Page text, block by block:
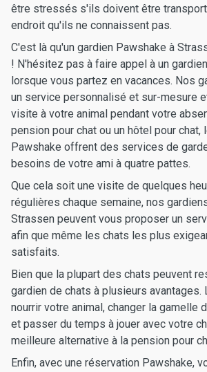
être stressés s'ils doivent être
endroit qu'ils ne connaissent pas.
C'est là qu'un gardien Pawshake à
! N'hésitez pas à faire appel à un
lorsque vous partez en vacances. Nos
un service personnalisé et sur-mesure
visite à votre animal pendant votre
pension pour chat ou un hôtel pour chat,
Pawshake offrent des services de
besoins de votre ami à quatre pattes.
Que cela soit une visite de quelques
régulières chaque semaine, nos
Strassen peuvent vous proposer un
afin que même les chats les plus
satisfaits.
Bien que la plupart des chats peuvent
gardien de chats à plusieurs avantages.
nourrir votre animal, changer la gamelle
et passer du temps à jouer avec votre
meilleure alternative à la pension pour
Enfin, avec une réservation Pawshake,